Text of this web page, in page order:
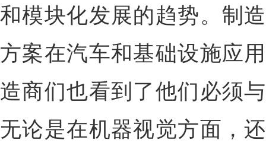
和模块化发展的趋势。制
方案在汽车和基础设施应
造商们也看到了他们必须
无论是在机器视觉方面，